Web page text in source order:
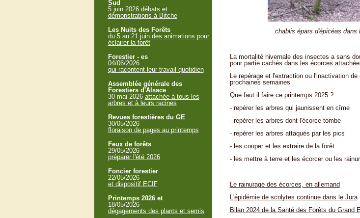
chablis épars d'épicéas
La mortalité hivernale des insectes a sans
pour partie cachés dans les écorces
Le repérage et l'extraction ou l'inactivation
prochaines semaines
Que faut il faire ce printemps 2025 ?
- repérer les arbres qui jaunissent en cîme
- repérer les arbres dont l'écorce tombe
- repérer les arbres attaqués par les pics
- les couper et les extraire de la forêt
- les mettre à terre et les écorcer ou les
Le rainurage des écorces, en allemand
L'épidémie de scolytes continue dans le Jura
Bilan 2024 de la Santé des Forêts du Grand
Sud
5 juin 2026 débats et
démonstrations à Bitche
Les Nuits des Forêts
du 5 au 21 juin des animations pour
éclairer la forêt
Forestier - es
04/06/2026
qui racontent leur travail quotidien
Assemblée générale des
Forestiers d'Alsace
30 mai 2026 attachée à tous les
arbres et à leurs racines
Revues forestières du GE
30/05/2026
floraison de pages au printemps
Feux de forêts
29/05/2026
préparer l'été 2026
Foncier forestier
22/05/2026
et dispositif ECIF
Printemps 2026 et
18/05/2026
dégagements des plants et semis